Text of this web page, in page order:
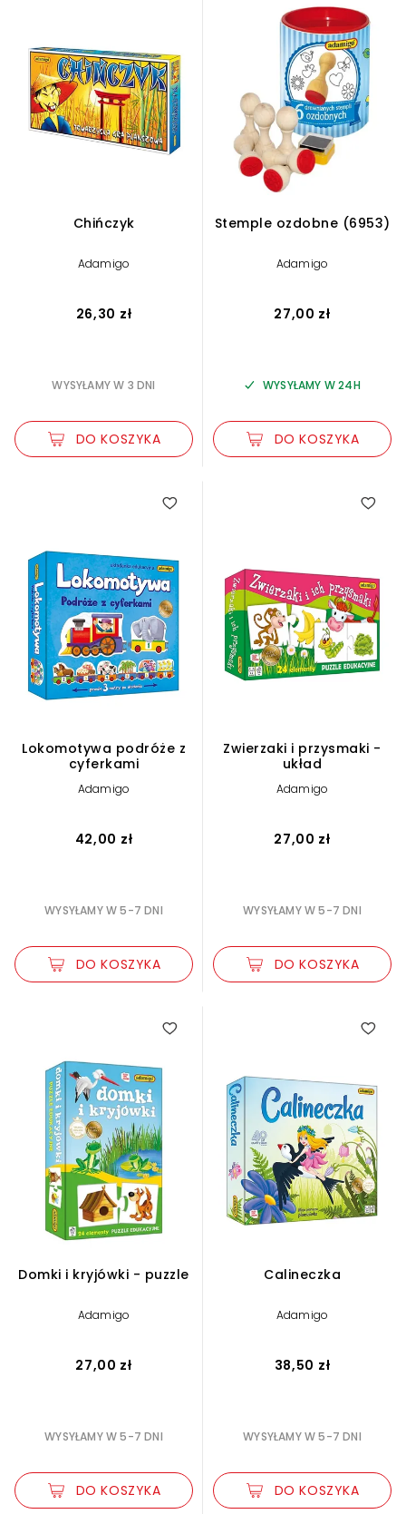
Chińczyk
Adamigo
26,30 zł
WYSYŁAMY W 3 DNI
DO KOSZYKA
Stemple ozdobne (6953)
Adamigo
27,00 zł
WYSYŁAMY W 24H
DO KOSZYKA
Lokomotywa podróże z
cyferkami
Adamigo
42,00 zł
WYSYŁAMY W 5-7 DNI
DO KOSZYKA
Zwierzaki i przysmaki -
układ
Adamigo
27,00 zł
WYSYŁAMY W 5-7 DNI
DO KOSZYKA
Domki i kryjówki - puzzle
Adamigo
27,00 zł
WYSYŁAMY W 5-7 DNI
DO KOSZYKA
Calineczka
Adamigo
38,50 zł
WYSYŁAMY W 5-7 DNI
DO KOSZYKA